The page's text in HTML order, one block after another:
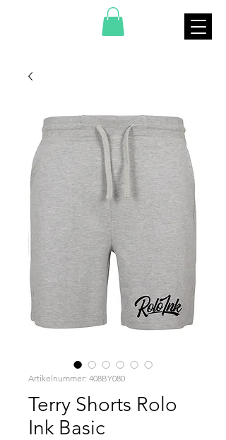
Artikelnummer: 408BY080
Terry Shorts Rolo
Ink Basic